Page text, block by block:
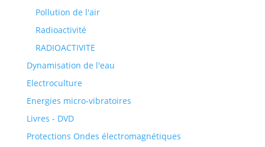
Pollution de l'air
Radioactivité
RADIOACTIVITE
Dynamisation de l'eau
Electroculture
Energies micro-vibratoires
Livres - DVD
Protections Ondes électromagnétiques